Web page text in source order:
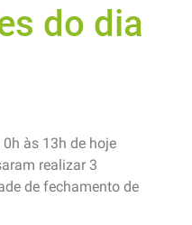
do dia
às 13h de hoje
realizar 3
de fechamento de